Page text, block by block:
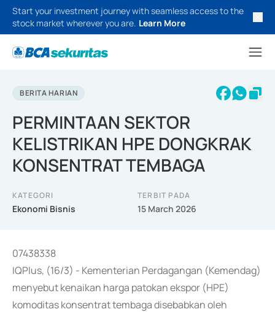
Start your investment journey with seamless access to the
stock market wherever you are. Learn More
BERITA HARIAN
PERMINTAAN SEKTOR
KELISTRIKAN HPE DONGKRAK
KONSENTRAT TEMBAGA
KATEGORI
Ekonomi Bisnis
TERBIT PADA
15 March 2026
07438338
IQPlus, (16/3) - Kementerian Perdagangan (Kemendag)
menyebut kenaikan harga patokan ekspor (HPE)
komoditas konsentrat tembaga disebabkan oleh